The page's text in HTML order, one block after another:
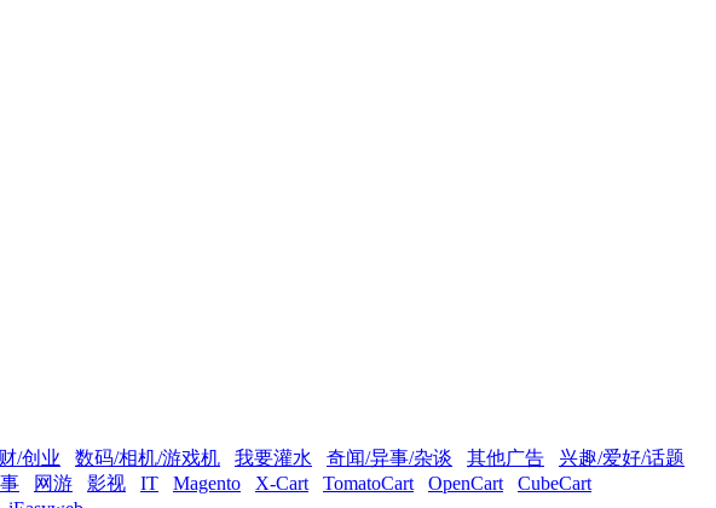
/创业 数码/相机/游戏机 我要灌水 奇闻/异事/杂谈 其他广告
兴趣/爱好/话题
网游 影视 IT Magento X-Cart TomatoCart OpenCart
CubeCart